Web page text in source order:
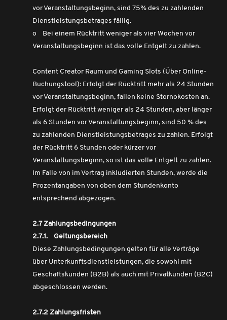
vor Veranstaltungsbeginn, sind 75% des zu zahlenden
Dienstleistungsbetrages fällig.
o Bei einem Rücktritt weniger als vier Wochen vor
Veranstaltungsbeginn ist das volle Entgelt zu zahlen.
Content Creator Raum und Gaming Slots (Über Online-
Buchungstool): Erfolgt der Rücktritt mehr als 24 Stunden
vor Veranstaltungsbeginn, fallen keine Stornokosten an.
Erfolgt der Rücktritt weniger als 24 Stunden, aber länger
als 6 Stunden vor Veranstaltungsbeginn, sind 50 % des
zu zahlenden Dienstleistungsbetrages zu zahlen. Erfolgt
der Rücktritt 6 Stunden oder kürzer vor
Veranstaltungsbeginn, so ist das volle Entgelt zu zahlen.
Im Falle von im Vertrag inkludierten Stunden, werde die
Prozentangaben von oben dem Stundenkonto
entsprechend abgezogen.
2.7 Zahlungsbedingungen
2.7.1. Geltungsbereich
Diese Zahlungsbedingungen gelten für alle Verträge
über Unterkunftsdienstleistungen, die sowohl mit
Geschäftskunden (B2B) als auch mit Privatkunden (B2C)
abgeschlossen werden.
2.7.2 Zahlungsfristen